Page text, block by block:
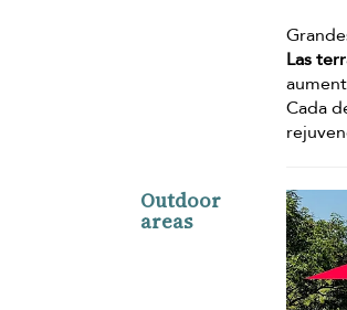
Las
Cada
Outdoor
areas